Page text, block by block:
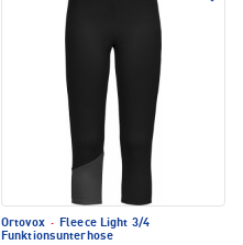
Ortovox ·
Fleece Light 3/4
Funktionsunterhose